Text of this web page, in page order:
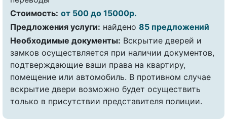
Стоимость: от 500 до 15000р.
Предложения услуги: найдено 85 предложений
Необходимые документы: Вскрытие дверей и
замков осуществляется при наличии документов,
подтверждающие ваши права на квартиру,
помещение или автомобиль. В противном случае
вскрытие двери возможно будет осуществить
только в присутствии представителя полиции.